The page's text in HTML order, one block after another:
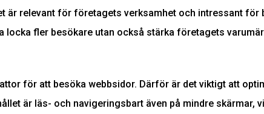
är relevant för företagets verksamhet och intressant för
locka fler besökare utan också stärka företagets
för att besöka webbsidor. Därför är det viktigt att
är läs- och navigeringsbart även på mindre skärmar,